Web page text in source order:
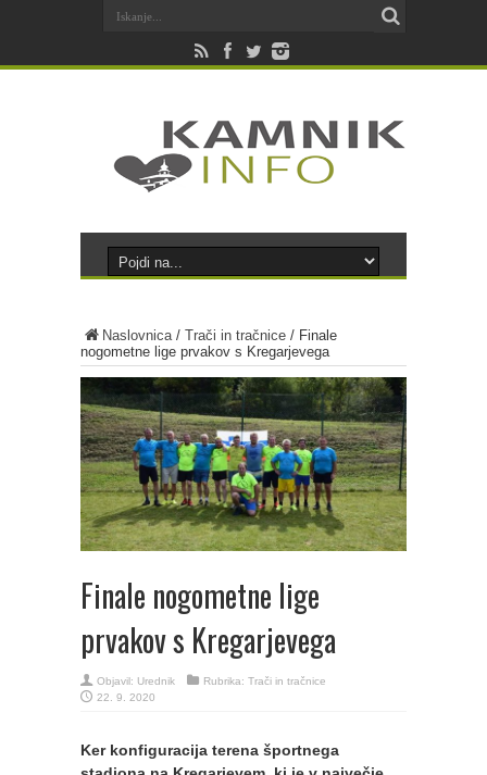
Naslovnica/ Trači in tračnice / Finale
nogometne lige prvakov s Kregarjevega
Finale nogometne lige
prvakov s Kregarjevega
Objavil: Urednik Rubrika: Trači in tračnice
22. 9. 2020
Ker konfiguracija terena športnega